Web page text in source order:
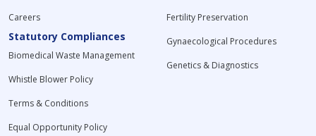
Careers
Statutory Compliances
Biomedical Waste Management
Whistle Blower Policy
Terms & Conditions
Equal Opportunity Policy
Fertility Preservation
Gynaecological Procedures
Genetics & Diagnostics